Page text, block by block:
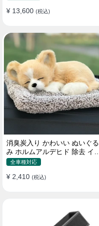
¥ 13,600 (税込)
消臭炭入り かわいい ぬいぐる
み ホルムアルデヒド 除去 イン
テリア 贈り物
全車種対応
¥ 2,410 (税込)